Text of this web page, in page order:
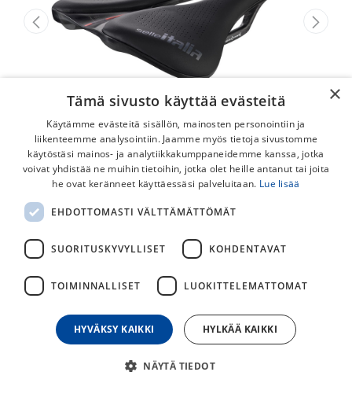
Selle Italia Novus Boost EVO Kit
Carbonio Superflow
on Novus -sarjan kevyin satula. Tässä mallissa on
329,00€
×
Tämä sivusto käyttää evästeitä
Käytämme evästeitä sisällön, mainosten personointiin ja
liikenteemme analysointiin. Jaamme myös tietoja sivustomme
käytöstäsi mainos- ja analytiikkakumppaneidemme kanssa, jotka
voivat yhdistää ne muihin tietoihin, jotka olet heille antanut tai joita
he ovat keränneet käyttäessäsi palveluitaan. Lue lisää
EHDOTTOMASTI VÄLTTÄMÄTTÖMÄT
SUORITUSKYVYLLISET KOHDENTAVAT
TOIMINNALLISET LUOKITTELEMATTOMAT
HYVÄKSY KAIKKI HYLKÄÄ KAIKKI
NÄYTÄ TIEDOT